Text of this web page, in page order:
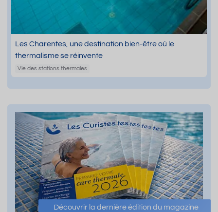
Les Charentes, une destination bien-être où le
thermalisme se réinvente
Vie des stations thermales
Découvrir la dernière édition du magazine